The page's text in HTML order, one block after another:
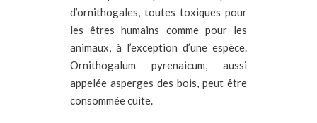
d’ornithogales, toutes toxiques pour
les êtres humains comme pour les
animaux, à l’exception d’une espèce.
Ornithogalum pyrenaicum, aussi
appelée asperges des bois, peut être
consommée cuite.